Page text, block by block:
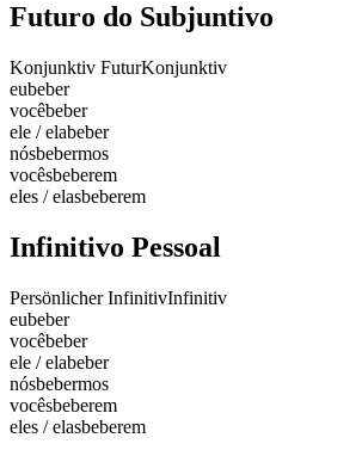
Futuro do Subjuntivo
Konjunktiv FuturKonjunktiv
eubeber
vocêbeber
ele / elabeber
nósbebermos
vocêsbeberem
eles / elasbeberem
Infinitivo Pessoal
Persönlicher InfinitivInfinitiv
eubeber
vocêbeber
ele / elabeber
nósbebermos
vocêsbeberem
eles / elasbeberem